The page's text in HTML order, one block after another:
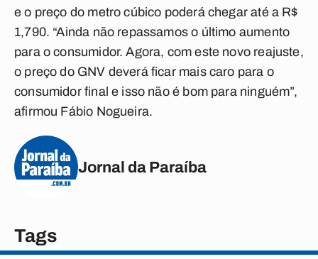
e o preço do metro cúbico poderá chegar até a R$
1,790. “Ainda não repassamos o último aumento
para o consumidor. Agora, com este novo reajuste,
o preço do GNV deverá ficar mais caro para o
consumidor final e isso não é bom para ninguém”,
afirmou Fábio Nogueira.
Jornal da Paraíba
Tags